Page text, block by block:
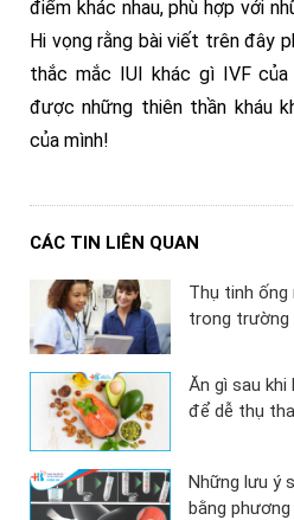
điểm khác nhau, phù hợp với
Hi vọng rằng bài viết trên đây
thắc mắc IUI khác gì IVF của
được những thiên thần kháu
của mình!
CÁC TIN LIÊN QUAN
Thụ tinh
trong trường
Ăn gì sau
để dễ thụ
Những lưu ý
bằng